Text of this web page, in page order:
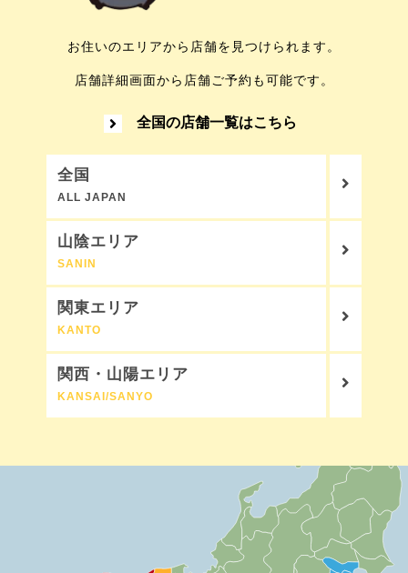
お住いのエリアから店舗を見つけられます。
店舗詳細画面から店舗ご予約も可能です。
全国の店舗一覧はこちら
全国
ALL JAPAN
山陰エリア
SANIN
関東エリア
KANTO
関西・山陽エリア
KANSAI/SANYO